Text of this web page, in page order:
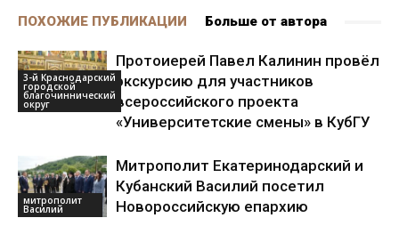
ПОХОЖИЕ ПУБЛИКАЦИИ Больше от автора
3-й Краснодарский
городской
благочиннический
округ
Протоиерей Павел Калинин провёл
экскурсию для участников
всероссийского проекта
«Университетские смены» в КубГУ
митрополит
Василий
Митрополит Екатеринодарский и
Кубанский Василий посетил
Новороссийскую епархию